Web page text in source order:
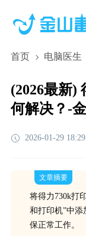
首页 电脑医生
(2026最新)
何解决？-
2026-01-29
文章摘要
将得力730k打
和打印机”中
保正常工作。